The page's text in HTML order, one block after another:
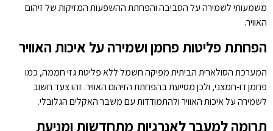
משמעותי לשמירה על הסביבה והפחתת ההשפעות המזיקות של זיהום
האוויר.
הפחתת פליטות פחמן ושמירה על איכות האוויר
המערכת הסולארית הביתית מפיקה חשמל ללא פליטת גזי חממה, כמו
פחמן דו-חמצני, ולכן מסייעת בהפחתת הזיהום האוויר. זהו צעד חשוב
לשמירה על איכות האוויר ולהתמודדות עם משבר האקלים הגלובלי.
תרומה למעבר לאנרגיות מתחדשות ומניעת